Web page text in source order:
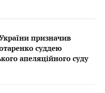
призначив
суддею
апеляційного суду